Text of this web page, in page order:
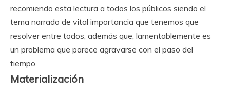
recomiendo esta lectura a todos los públicos siendo el
tema narrado de vital importancia que tenemos que
resolver entre todos, además que, lamentablemente es
un problema que parece agravarse con el paso del
tiempo.
Materialización